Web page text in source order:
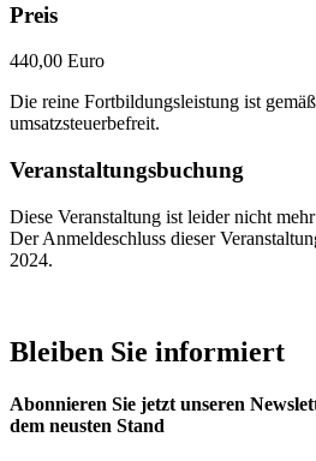
Preis
440,00 Euro
Die reine Fortbildungsleistung ist
umsatzsteuerbefreit.
Veranstaltungsbuchung
Diese Veranstaltung ist leider nicht
Der Anmeldeschluss dieser
2024.
Bleiben Sie informiert
Abonnieren Sie jetzt unseren
dem neusten Stand